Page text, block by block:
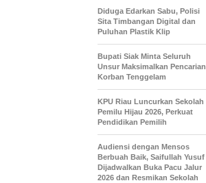
Diduga Edarkan Sabu, Polisi
Sita Timbangan Digital dan
Puluhan Plastik Klip
Bupati Siak Minta Seluruh
Unsur Maksimalkan Pencarian
Korban Tenggelam
KPU Riau Luncurkan Sekolah
Pemilu Hijau 2026, Perkuat
Pendidikan Pemilih
Audiensi dengan Mensos
Berbuah Baik, Saifullah Yusuf
Dijadwalkan Buka Pacu Jalur
2026 dan Resmikan Sekolah